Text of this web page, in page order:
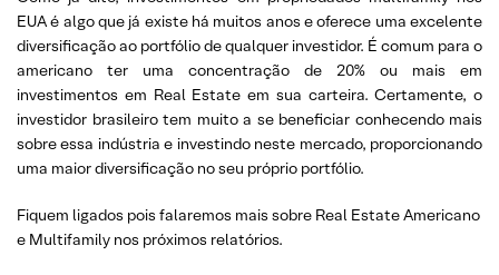
EUA é algo que já existe há muitos anos e oferece uma excelente
diversificação ao portfólio de qualquer investidor. É comum para o
americano ter uma concentração de 20% ou mais em
investimentos em Real Estate em sua carteira. Certamente, o
investidor brasileiro tem muito a se beneficiar conhecendo mais
sobre essa indústria e investindo neste mercado, proporcionando
uma maior diversificação no seu próprio portfólio.
Fiquem ligados pois falaremos mais sobre Real Estate Americano
e Multifamily nos próximos relatórios.